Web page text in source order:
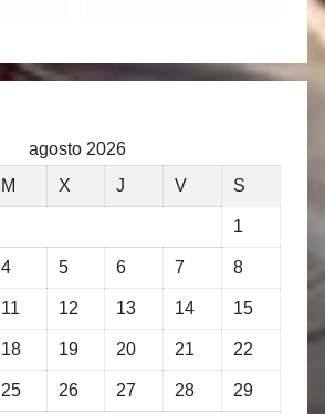
agosto 2026
M X J V S
1
4 5 6 7 8
11 12 13 14 15
18 19 20 21 22
25 26 27 28 29